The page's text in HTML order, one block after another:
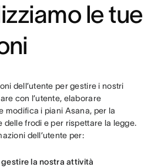
le tue
dell’utente per gestire i nostri
con l’utente, elaborare
modifica i piani Asana, per la
delle frodi e per rispettare la legge.
dell’utente per:
gestire la nostra attività